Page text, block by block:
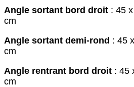
Angle sortant bord droit : 45
cm
Angle sortant demi-rond : 45
cm
Angle rentrant bord droit : 45
cm